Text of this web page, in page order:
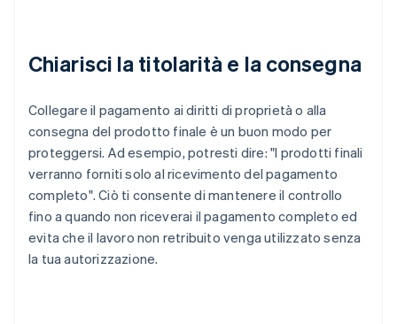
Chiarisci la titolarità e la consegna
Collegare il pagamento ai diritti di proprietà o alla
consegna del prodotto finale è un buon modo per
proteggersi. Ad esempio, potresti dire: "I prodotti finali
verranno forniti solo al ricevimento del pagamento
completo". Ciò ti consente di mantenere il controllo
fino a quando non riceverai il pagamento completo ed
evita che il lavoro non retribuito venga utilizzato senza
la tua autorizzazione.